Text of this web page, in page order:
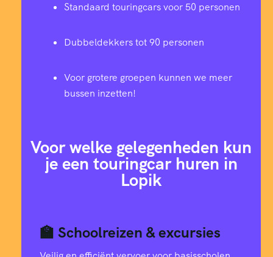
Standaard touringcars voor 50 personen
Dubbeldekkers tot 90 personen
Voor grotere groepen kunnen we meer
bussen inzetten!
Voor welke gelegenheden kun
je een touringcar huren in
Lopik
🏫 Schoolreizen & excursies